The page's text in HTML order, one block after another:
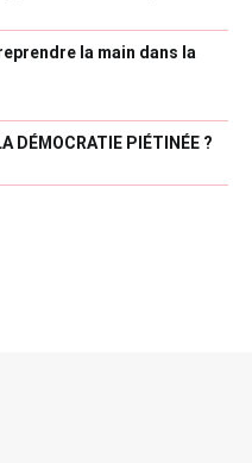
la main dans la
DÉMOCRATIE PIÉTINÉE ?